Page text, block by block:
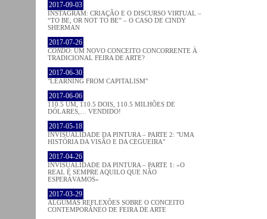
2017-09-03
INSTAGRAM: CRIAÇÃO E O DISCURSO VIRTUAL –
“TO BE, OR NOT TO BE” – O CASO DE CINDY
SHERMAN
2017-07-26
CONDO: UM NOVO CONCEITO CONCORRENTE À
TRADICIONAL FEIRA DE ARTE?
2017-06-30
"LEARNING FROM CAPITALISM"
2017-06-06
110.5 UM, 110.5 DOIS, 110.5 MILHÕES DE
DÓLARES,… VENDIDO!
2017-05-18
INVISUALIDADE DA PINTURA – PARTE 2: "UMA
HISTÓRIA DA VISÃO E DA CEGUEIRA"
2017-04-26
INVISUALIDADE DA PINTURA – PARTE 1: «O
REAL É SEMPRE AQUILO QUE NÃO
ESPERÁVAMOS»
2017-03-29
ALGUMAS REFLEXÕES SOBRE O CONCEITO
CONTEMPORÂNEO DE FEIRA DE ARTE